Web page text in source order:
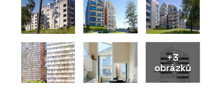
+3
obrázků